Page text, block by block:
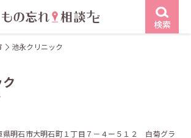
検索
池永クリニック
県明石市大明石町１丁目７－４ー５１２ 白菊グラ